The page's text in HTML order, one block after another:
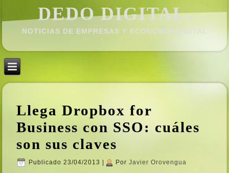
DEDO DIGITAL.
NOTICIAS DE EMPRESAS Y ECONOMÍ­A DIGITAL
Llega Dropbox for
Business con SSO: cuáles
son sus claves
Publicado 23/04/2013 Por Javier Orovengua